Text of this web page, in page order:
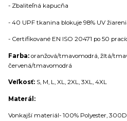
- Zbaliteľná kapucňa
- 40 UPF tkanina blokuje 98% UV
- Certifikované EN ISO 20471 po 50
Farba: oranžová/tmavomodrá, žltá/
červená/tmavomodrá
Veľkosť: S, M, L, XL, 2XL, 3XL, 4XL
Materál:
Vonkajší materiál- 100% Polyester,